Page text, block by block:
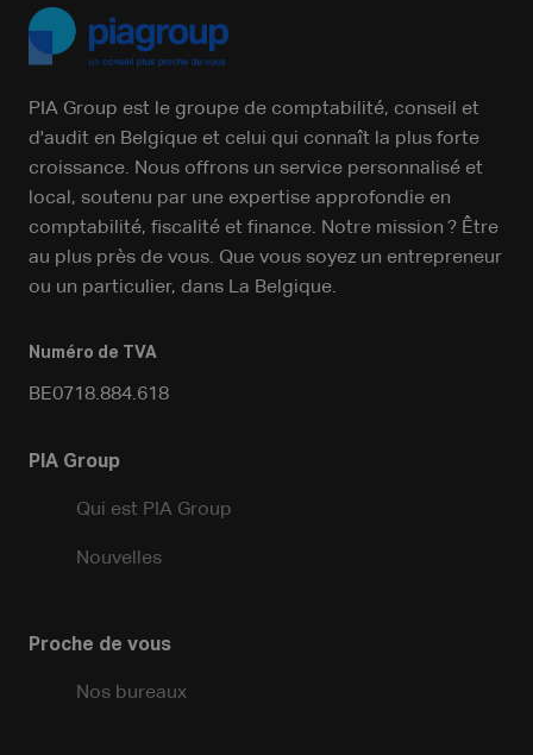
PIA Group est le groupe de comptabilité, conseil et
d'audit en Belgique et celui qui connaît la plus forte
croissance. Nous offrons un service personnalisé et
local, soutenu par une expertise approfondie en
comptabilité, fiscalité et finance. Notre mission ? Être
au plus près de vous. Que vous soyez un entrepreneur
ou un particulier, dans La Belgique.
Numéro de TVA
BE0718.884.618
PIA Group
Qui est PIA Group
Nouvelles
Proche de vous
Nos bureaux